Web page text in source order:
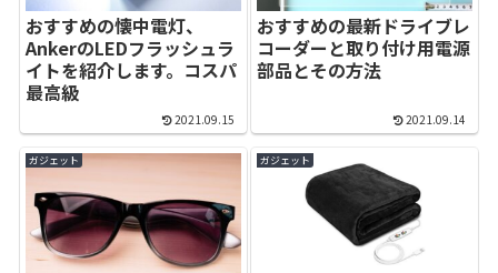
おすすめの懐中電灯、
AnkerのLEDフラッシュラ
イトを紹介します。コスパ
最高級
2021.09.15
おすすめの最新ドライブレ
コーダーと取り付け用電源
部品とその方法
2021.09.14
ガジェット ガジェット